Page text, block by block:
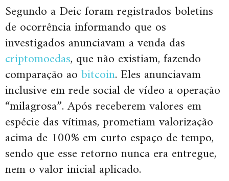
Segundo a Deic foram registrados boletins
de ocorrência informando que os
investigados anunciavam a venda das
criptomoedas, que não existiam, fazendo
comparação aobitcoin. Eles anunciavam
inclusive em rede social de vídeo a operação
“milagrosa”. Após receberem valores em
espécie das vítimas, prometiam valorização
acima de 100% em curto espaço de tempo,
sendo que esse retorno nunca era entregue,
nem o valor inicial aplicado.